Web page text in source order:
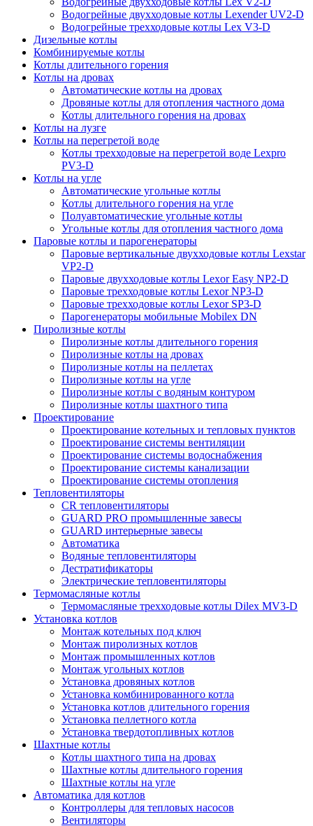
Водогрейные двухходовые котлы Lexender UV2-D
Водогрейные трехходовые котлы Lex V3-D
Дизельные котлы
Комбинируемые котлы
Котлы длительного горения
Котлы на дровах
Автоматические котлы на дровах
Дровяные котлы для отопления частного дома
Котлы длительного горения на дровах
Котлы на лузге
Котлы на перегретой воде
Котлы трехходовые на перегретой воде Lexpro
PV3-D
Котлы на угле
Автоматические угольные котлы
Котлы длительного горения на угле
Полуавтоматические угольные котлы
Угольные котлы для отопления частного дома
Паровые котлы и парогенераторы
Паровые вертикальные двухходовые котлы Lexstar
VP2-D
Паровые двухходовые котлы Lexor Easy NP2-D
Паровые трехходовые котлы Lexor NP3-D
Паровые трехходовые котлы Lexor SP3-D
Парогенераторы мобильные Mobilex DN
Пиролизные котлы
Пиролизные котлы длительного горения
Пиролизные котлы на дровах
Пиролизные котлы на пеллетах
Пиролизные котлы на угле
Пиролизные котлы с водяным контуром
Пиролизные котлы шахтного типа
Проектирование
Проектирование котельных и тепловых пунктов
Проектирование системы вентиляции
Проектирование системы водоснабжения
Проектирование системы канализации
Проектирование системы отопления
Тепловентиляторы
CR тепловентиляторы
GUARD PRO промышленные завесы
GUARD интерьерные завесы
Автоматика
Водяные тепловентиляторы
Дестратификаторы
Электрические тепловентиляторы
Термомасляные котлы
Термомасляные трехходовые котлы Dilex MV3-D
Установка котлов
Монтаж котельных под ключ
Монтаж пиролизных котлов
Монтаж промышленных котлов
Монтаж угольных котлов
Установка дровяных котлов
Установка комбинированного котла
Установка котлов длительного горения
Установка пеллетного котла
Установка твердотопливных котлов
Шахтные котлы
Котлы шахтного типа на дровах
Шахтные котлы длительного горения
Шахтные котлы на угле
Автоматика для котлов
Контроллеры для тепловых насосов
Вентиляторы